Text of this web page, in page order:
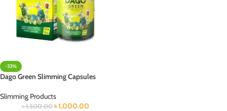
-33%
Dago Green Slimming Capsules
Slimming Products
৳1,500.00 ৳1,000.00